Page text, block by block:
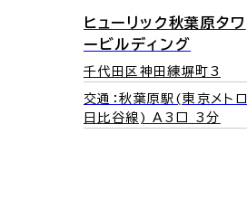
ヒューリック秋葉原タワ
ービルディング
千代田区神田練塀町3
交通：秋葉原駅(東京メトロ
日比谷線) A3口 3分